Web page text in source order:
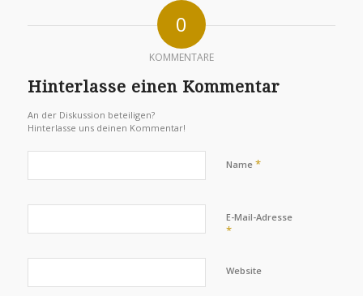
0
KOMMENTARE
Hinterlasse einen Kommentar
An der Diskussion beteiligen?
Hinterlasse uns deinen Kommentar!
Name *
E-Mail-Adresse
*
Website